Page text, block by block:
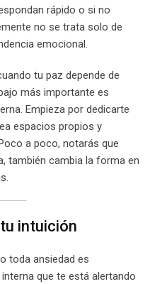
rápido o si no
no se trata solo de
emocional.
tu paz depende de
más importante es
Empieza por dedicarte
espacios propios y
a poco, notarás que
también cambia la forma en
intuición
toda ansiedad es
que te está alertando